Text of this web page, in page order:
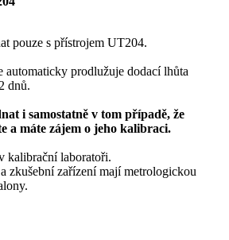
pouze s přístrojem UT204.
automaticky prodlužuje dodací lhůta
dnů.
i samostatně v tom případě, že
a máte zájem o jeho kalibraci.
kalibrační laboratoři.
zkušební zařízení mají metrologickou
.